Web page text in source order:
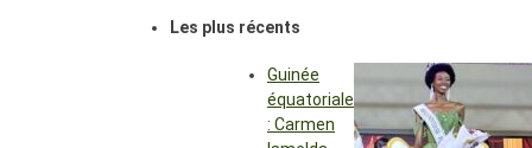
Les plus récents
Guinée
équatoriale
: Carmen